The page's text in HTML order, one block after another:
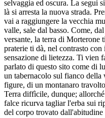
selvaggia ed oscura. La segui
là si arresta la nuova strada.
vai a raggiungere la vecchia
valle, sale dal basso. Come,
versante, la terra di Morterone
praterie ti dà, nel contrasto
sensazione di lietezza. Ti vien
parlato di questo sito come di
un tabernacolo sul fianco della
figure, di un montanaro
Terra diffìcile, dunque;
falce ricurva tagliar l'erba sui
del corpo trovato